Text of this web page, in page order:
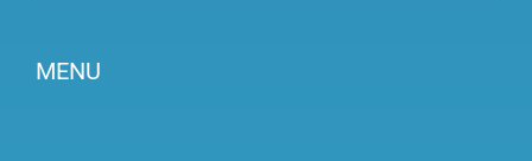
MENU